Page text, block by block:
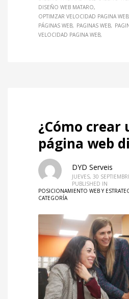
DISEÑO WEB MATARO
OPTIMZAR VELOCIDAD PAGINA WEB
PÁGINAS WEB
PAGINAS WEB
VELOCIDAD PAGINA WEB
¿Cómo crear
página web
DYD Serveis
JUEVES, 30
PUBLISHED IN
POSICIONAMIENTO WEB Y
CATEGORÍA